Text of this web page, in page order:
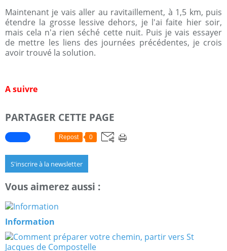
Maintenant je vais aller au ravitaillement, à 1,5 km, puis
étendre la grosse lessive dehors, je l'ai faite hier soir,
mais cela n'a rien séché cette nuit. Puis je vais essayer
de mettre les liens des journées précédentes, je crois
avoir trouvé la solution.
A suivre
PARTAGER CETTE PAGE
Repost 0
S'inscrire à la newsletter
Vous aimerez aussi :
Information